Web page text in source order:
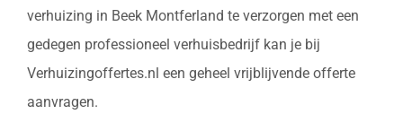
verhuizing in Beek Montferland te verzorgen met een
gedegen professioneel verhuisbedrijf kan je bij
Verhuizingoffertes.nl een geheel vrijblijvende offerte
aanvragen.